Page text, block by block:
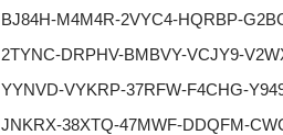
BJ84H-M4M4R-2VYC4-HQRBP-
2TYNC-DRPHV-BMBVY-VCJY9-
YYNVD-VYKRP-37RFW-F4CHG-
JNKRX-38XTQ-47MWF-DDQFM-